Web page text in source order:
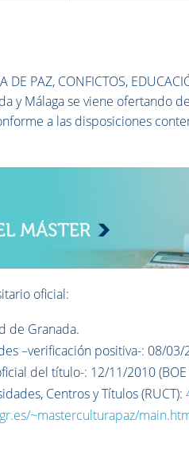
PAZ, CONFICTOS,
y Málaga se viene ofertando
a las disposiciones
oficial:
de Granada.
–verificación positiva-: 08/03/
del título-: 12/11/2010
Centros y Títulos (RUCT):
~masterculturapaz/